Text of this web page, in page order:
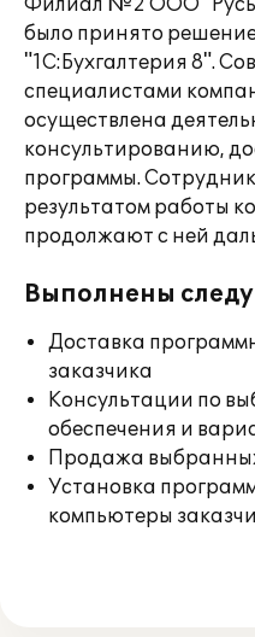
Филиал №2 ООО
было принято
"1С:Бухгалтерия 8".
специалистами
осуществлена
консультированию,
программы.
результатом работы
продолжают с ней
Выполнены
Доставка
заказчика
Консультации по
обеспечения и
Продажа
Установка
компьютеры